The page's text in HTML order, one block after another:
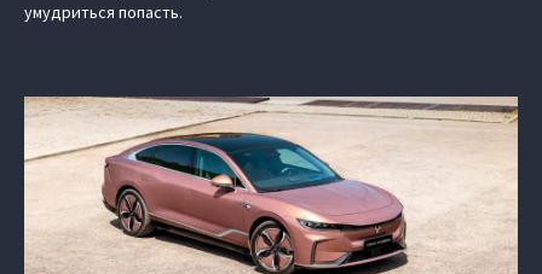
умудриться попасть.